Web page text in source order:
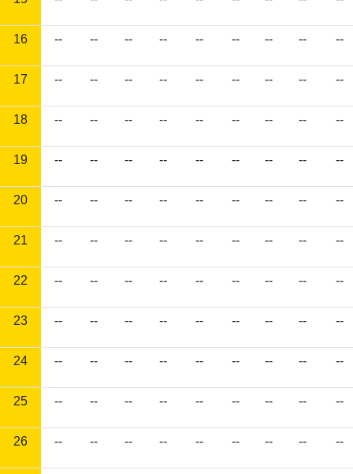
16 -- -- -- -- -- -- -- -- --
17 -- -- -- -- -- -- -- -- --
18 -- -- -- -- -- -- -- -- --
19 -- -- -- -- -- -- -- -- --
20 -- -- -- -- -- -- -- -- --
21 -- -- -- -- -- -- -- -- --
22 -- -- -- -- -- -- -- -- --
23 -- -- -- -- -- -- -- -- --
24 -- -- -- -- -- -- -- -- --
25 -- -- -- -- -- -- -- -- --
26 -- -- -- -- -- -- -- -- --